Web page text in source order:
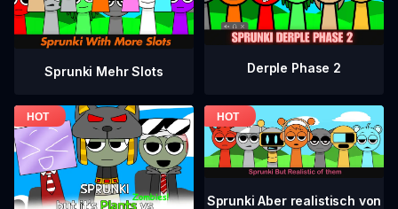
Sprunki Mehr Slots Derple Phase 2
Sprunki Aber realistisch von